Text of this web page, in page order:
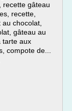
recette gâteau
recette,
chocolat,
gâteau au
tarte aux
compote de...